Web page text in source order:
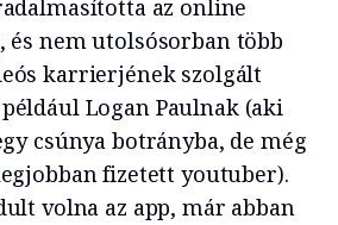
az online
nem utolsósorban több
karrierjének szolgált
Logan Paulnak (aki
csúnya botrányba, de még
fizetett youtuber).
volna az app, már abban